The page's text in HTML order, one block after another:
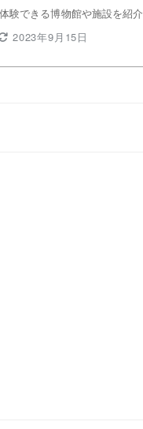
験できる博物館や施設を紹介
2023年9月15日